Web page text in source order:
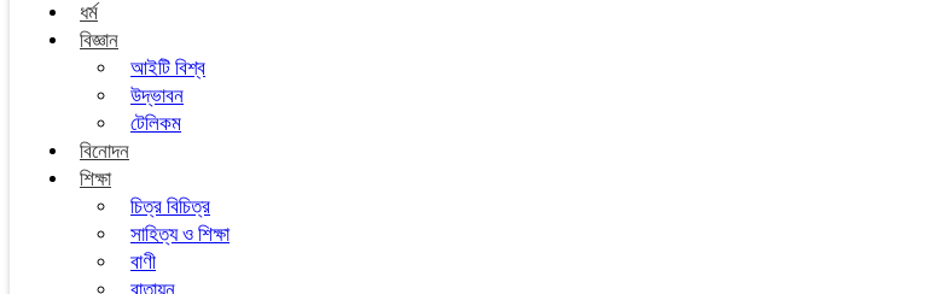
ধর্ম
বিজ্ঞান
আইটি বিশ্ব
উদ্ভাবন
টেলিকম
বিনোদন
শিক্ষা
চিত্র বিচিত্র
সাহিত্য ও শিক্ষা
বাণী